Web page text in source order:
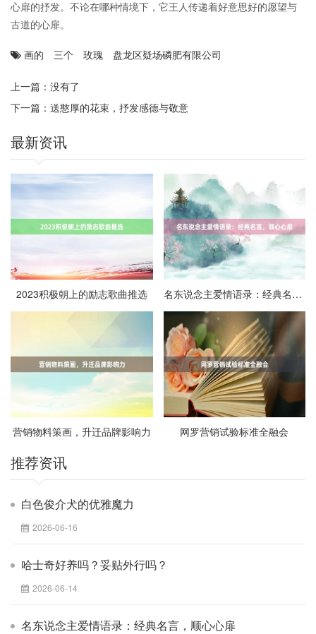
心扉的抒发。不论在哪种情境下，它王人传递着好意思好的愿望与
古道的心扉。
画的 三个 玫瑰 盘龙区疑场磷肥有限公司
上一篇：没有了
下一篇： 送憨厚的花束，抒发感德与敬意
最新资讯
2023积极朝上的励志歌曲推选 名东说念主爱情语录：经典名言，顺心心扉
营销物料策画，升迁品牌影响力 网罗营销试验标准全融会
推荐资讯
白色俊介犬的优雅魔力
2026-06-16
哈士奇好养吗？妥贴外行吗？
2026-06-14
名东说念主爱情语录：经典名言，顺心心扉